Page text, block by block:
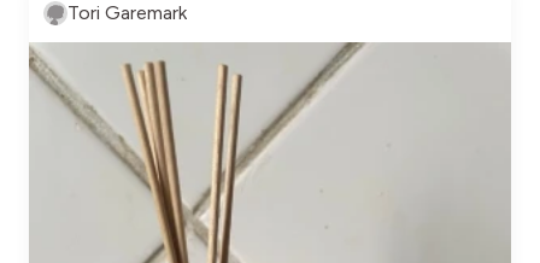
Tori Garemark